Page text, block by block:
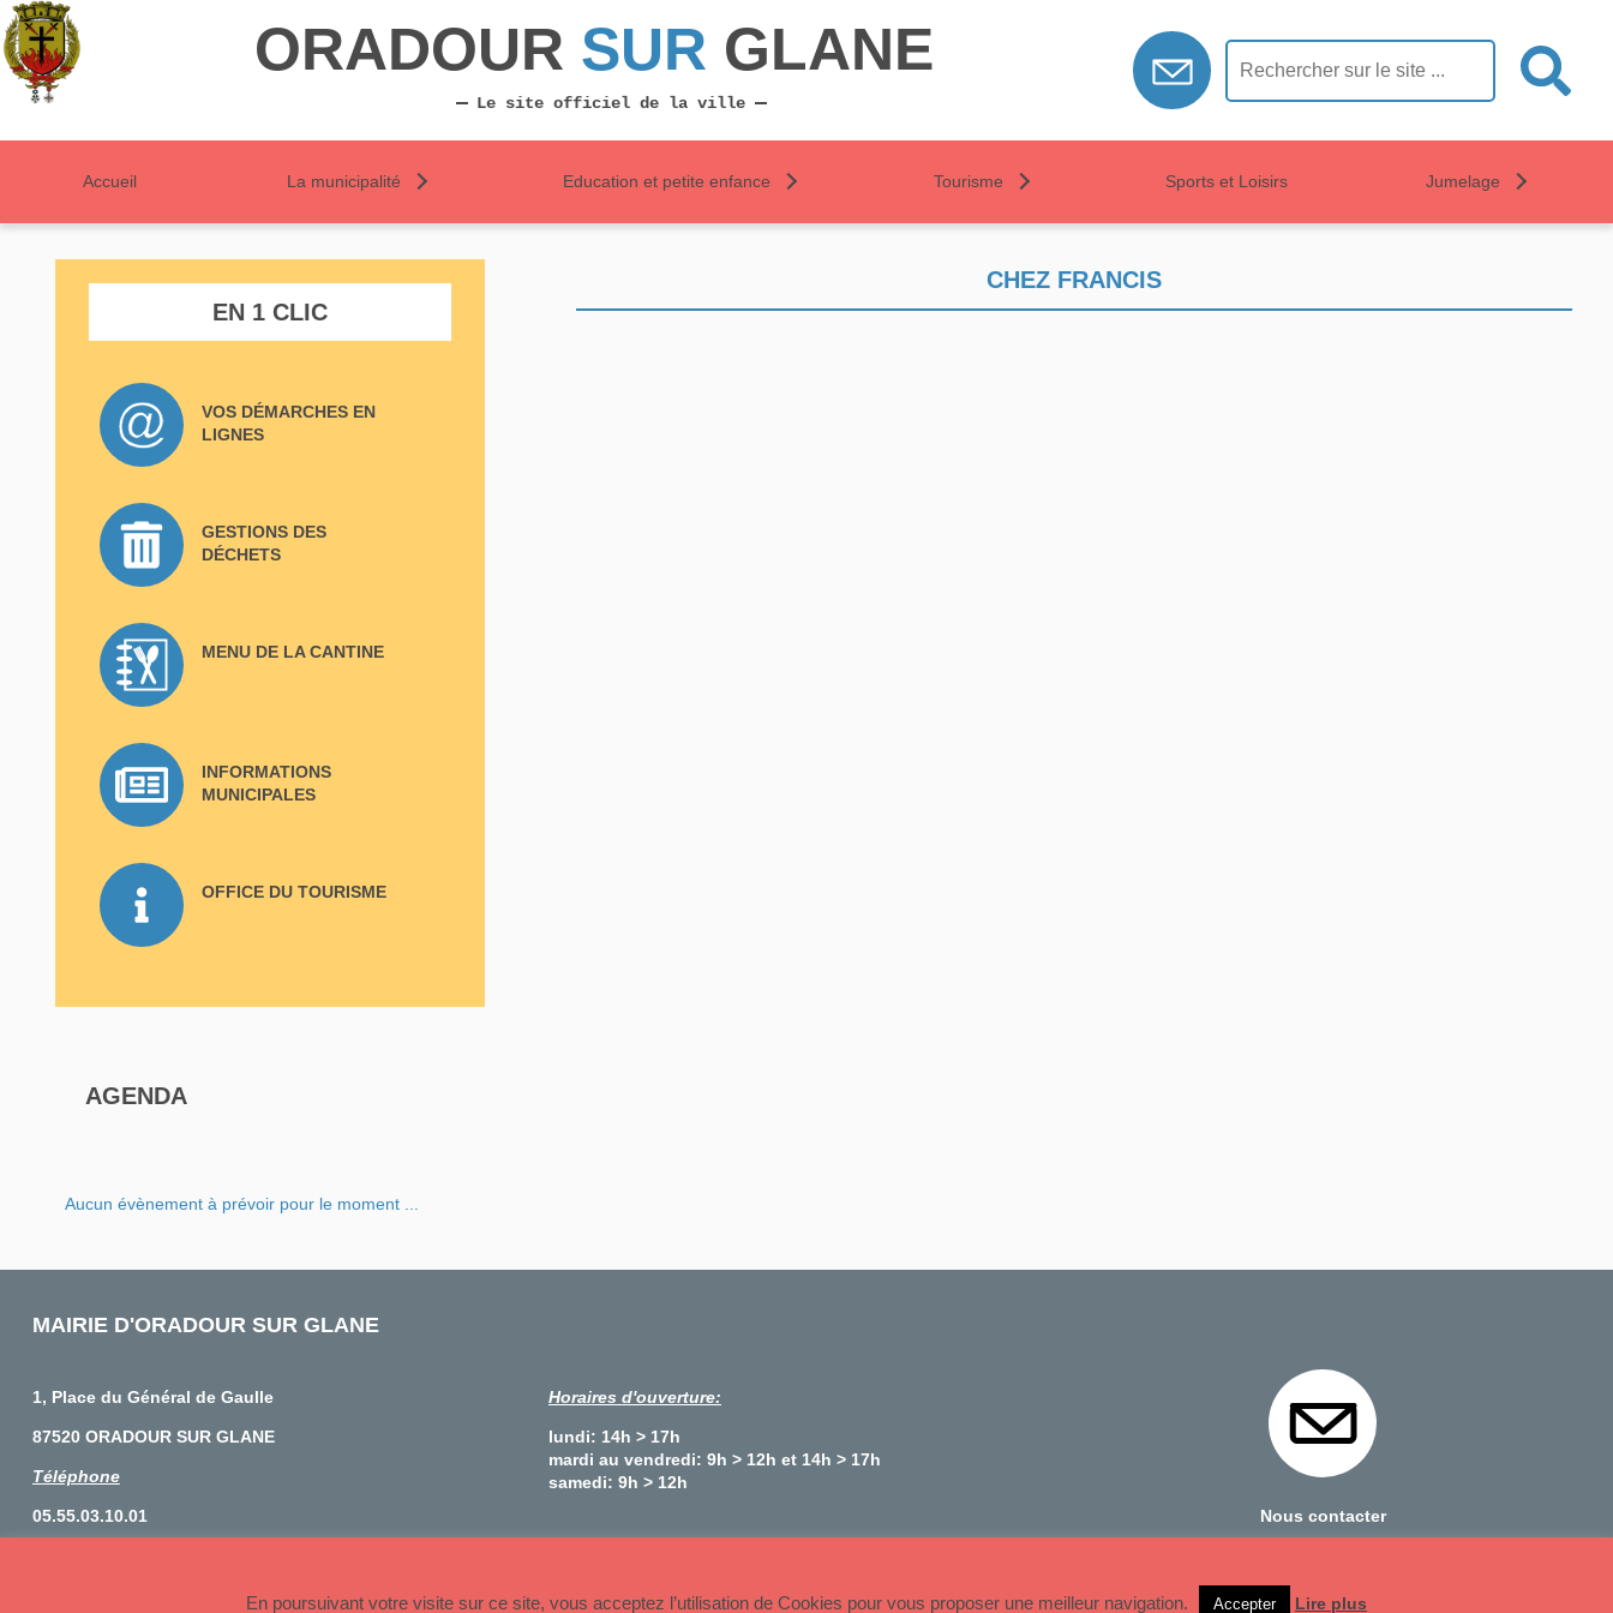
ORADOUR SUR GLANE
Le site officiel de la ville
Accueil La municipalité Education et petite enfance Tourisme Sports et Loisirs Jumelage
EN 1 CLIC
VOS DÉMARCHES EN
LIGNES
GESTIONS DES
DÉCHETS
MENU DE LA CANTINE
INFORMATIONS
MUNICIPALES
OFFICE DU TOURISME
AGENDA
Aucun évènement à prévoir pour le moment ...
CHEZ FRANCIS
MAIRIE D'ORADOUR SUR GLANE
1, Place du Général de Gaulle
87520 ORADOUR SUR GLANE
Téléphone
05.55.03.10.01
Horaires d'ouverture:
lundi: 14h > 17h
mardi au vendredi: 9h > 12h et 14h > 17h
samedi: 9h > 12h
Nous contacter
© 2026 Copyright Oradour sur Glane Plan du site Mentions Légales
En poursuivant votre visite sur ce site, vous acceptez l’utilisation de Cookies pour vous proposer une meilleur navigation. Accepter Lire plus